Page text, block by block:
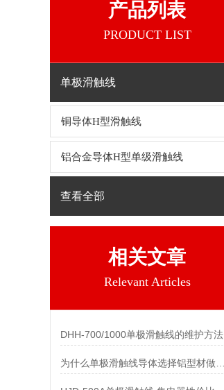
产品列表
PRODUCT LIST
单极滑触线
铜导体H型滑触线
铝合金导体H型单级滑触线
查看全部
相关文章
Relevant Articles
DHH-700/1000单极滑触线的维护方法
为什么单极滑触线导体选择铝型材做而不是纯铝做